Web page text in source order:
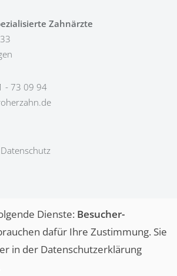
Zahnärzte
- 73 09 94
medienproduktion
Dienste: Besucher-
dafür Ihre Zustimmung. Sie
in der Datenschutzerklärung